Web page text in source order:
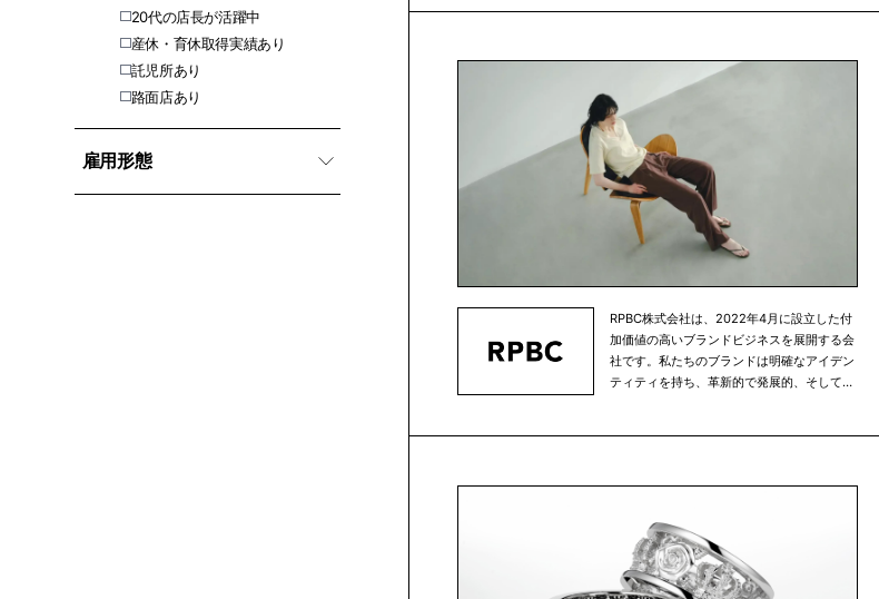
20代の店長が活躍中
産休・育休取得実績あり
託児所あり
路面店あり
雇用形態
ンのデザインへと進化を遂げていった。
2015年にはパリで初の展示会を開催し、そ
の後世界のファッションビジネスを中心と
するオンラインニュースサイト“Business
of Fashion (BOF)”が発表する「ファッショ
ン界を変える世界の500人」に
VERBAL&YOONの2人が2015年度、2016
年度と2017年度、3年連続精選した。2017
年にはモエ ヘネシー・ルイ ヴィトングルー
プ（＝以下LVMH）が、若手デザイナーの
トップ8のファイナリストに選ばれた。
AMBUSH®のユニークな技術で造られた唯
一無二のスタイルは、各界のインフルエン
サーにも絶大の指示を受け、Louis Vuitton
ト初となるショップを東京にオープンし、
環境でブランドの精神を発信するスペース
として大きな注目を集めている。
RPBC株式会社は、2022年4月に設立した付
加価値の高いブランドビジネスを展開する会
社です。私たちのブランドは明確なアイデン
ティティを持ち、革新的で発展的、そしてデ
拡大やメンズファッションの展開、海外進出
中の企業です。